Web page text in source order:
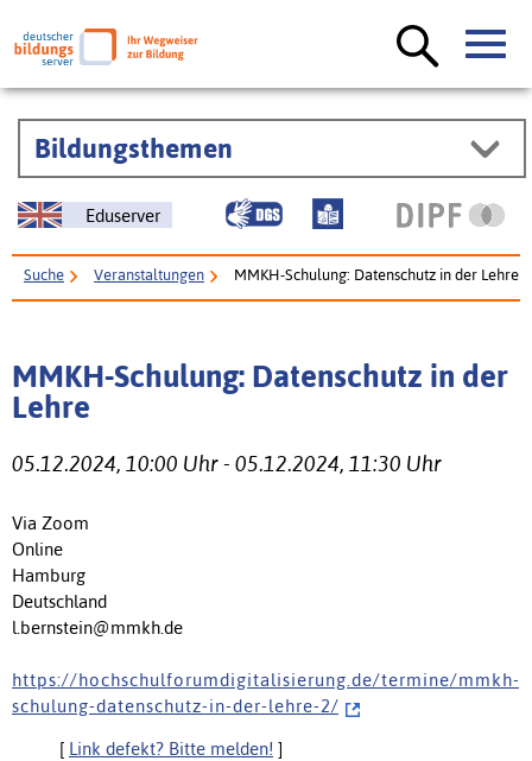
Bildungsthemen
Eduserver
Suche Veranstaltungen MMKH-Schulung: Datenschutz in der Lehre
MMKH-Schulung: Datenschutz in der
Lehre
05.12.2024, 10:00 Uhr - 05.12.2024, 11:30 Uhr
Via Zoom
Online
Hamburg
Deutschland
l.bernstein@mmkh.de
h t t p s : / / h o c h s c h u l f o r u m d i g i t a l i s i e r u n g . d e / t e r m i n e / m m k h -
s c h u l u n g - d a t e n s c h u t z - i n - d e r - l e h r e - 2 /
[ Link defekt? Bitte melden! ]